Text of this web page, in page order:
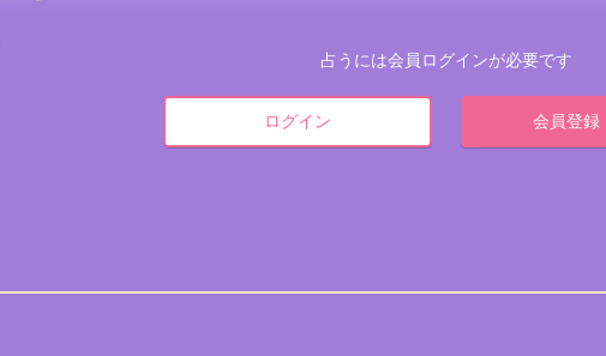
占うには会員ログインが必要です
ログイン 会員登録